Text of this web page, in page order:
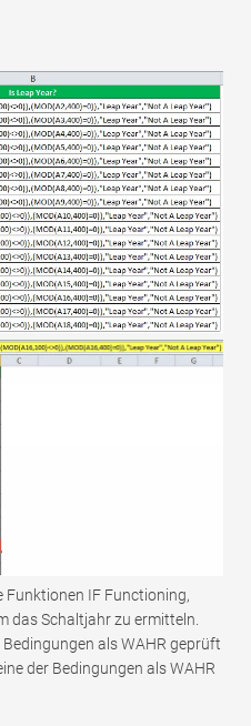
Funktionen IF Functioning,
das Schaltjahr zu ermitteln.
als WAHR geprüft
der Bedingungen als WAHR